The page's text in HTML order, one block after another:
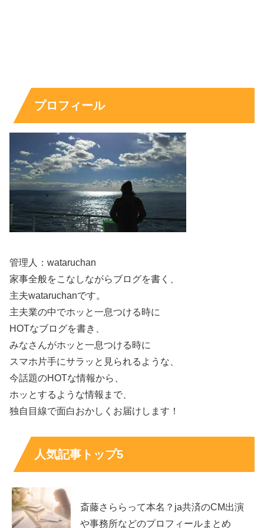
「永瀬ゆずなちゃんって現在も子役としてドラマとか出て
る？」という疑問には、出演情報の更新状況を見るのが近
道です。結論として現在も出演が続いており、ドラマ・映
画・CMまで幅広い活動
が確認できます。
ここでは、近年の出演例と、検索で見落としがちな
報もまとめます。
現在も子役で活動中？所属と最新情報
永瀬ゆずなさんはアットプロダクション所属で、プロフィ
ールにはドラマや映画、情報番組などの出演歴が継続して
掲載されています。つまり、
ではなく、現在も子役として稼働している
しょう。
作品ごとに役の雰囲気が変わるのも魅力で、
経験している点が強みです。
近年の出演ドラマ・映画（役名もチェック）
近年のドラマ出演では、連続テレビ小説への出演や、医療
ミステリー系の作品なども見られます。たとえば、NHK
連続テレビ小説「
か、中里佳保役としての出演歴も掲載されています。
プロフィール
管理人：wataruchan
家事全般をこなしながらブログを書く、
主夫wataruchanです。
主夫業の中でホッと一息つける時に
HOTなブログを書き、
みなさんがホッと一息つける時に
スマホ片手にサラッと見られるような、
今話題のHOTな情報から、
ホッとするような情報まで、
独自目線で面白おかしくお届けします！
人気記事トップ5
斎藤さららって本名？ja共済のCM出演
や事務所などのプロフィールまとめ